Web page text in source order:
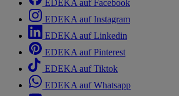
EDEKA auf Facebook
EDEKA auf Instagram
EDEKA auf Linkedin
EDEKA auf Pinterest
EDEKA auf Tiktok
EDEKA auf Whatsapp